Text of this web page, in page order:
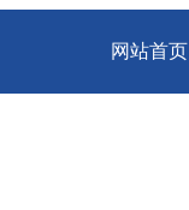
网站首页